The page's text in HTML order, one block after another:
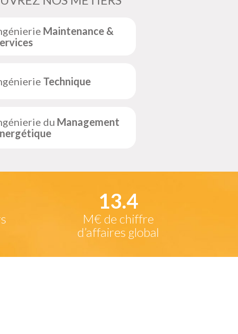
Maintenance &
Technique
du Management
13.9
M€ de chiffre
d’affaires global